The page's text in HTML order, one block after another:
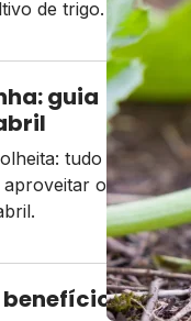
de trigo.
guia
tudo
o
benefícios